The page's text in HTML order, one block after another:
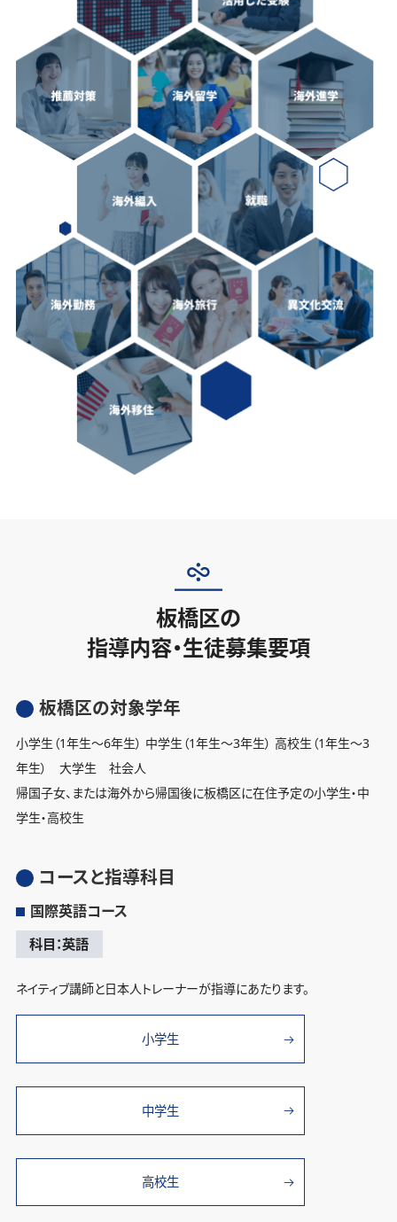
板橋区の
指導内容・生徒募集要項
板橋区の対象学年
小学生（1年生〜6年生） 中学生（1年生〜3年生） 高校生（1年生〜3
年生） 大学生 社会人
帰国子女、または海外から帰国後に板橋区に在住予定の小学生・中
学生・高校生
コースと指導科目
国際英語コース
科目：英語
ネイティブ講師と日本人トレーナーが指導にあたります。
小学生
中学生
高校生